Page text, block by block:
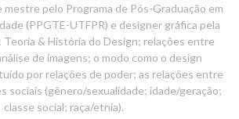
mestre pelo Programa de Pós-Graduação em
(PPGTE-UTFPR) e designer gráfica pela
Teoria & História do Design; relações entre
de imagens; o modo como o design
por relações de poder; as relações entre
sociais (gênero/sexualidade; idade/geração;
classe social; raça/etnia).